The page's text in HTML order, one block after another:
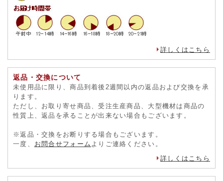
詳しくはこちら
返品・交換について
未使用品に限り、商品到着後2週間以内の返品および交換を承
ります。
ただし、お取り寄せ商品、受注生産商品、大型機材は商品の
性質上、返品を承ることが出来ない場合もございます。
※返品・交換をお断りする場合もございます。
一度、 お問合せフォーム よりご連絡ください。
詳しくはこちら